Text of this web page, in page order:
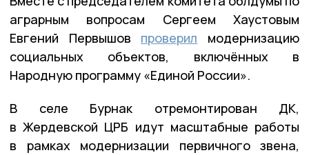
аграрным вопросам Сергеем Хаустовым
Евгений Первышов проверил модернизацию
социальных объектов, включённых в
Народную программу «Единой России».
В селе Бурнак отремонтирован ДК,
в Жердевской ЦРБ идут масштабные работы
в рамках модернизации первичного звена,